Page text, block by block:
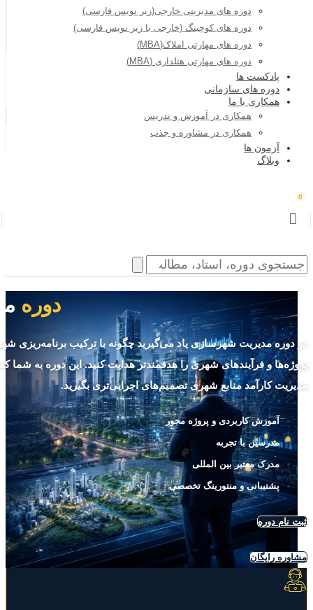
دوره های مدیریتی خارجی(زیر نویس فارسی)
دوره های کوچینگ (خارجی با زیر نویس فارسی)
دوره های مهارتی املاک(MBA)
دوره های مهارتی هتلداری (MBA)
پادکست ها
دوره های سازمانی
همکاری با ما
همکاری در آموزش و تدریس
همکاری در مشاوره و جذب
آزمون ها
وبلاگ
0
دوره
دردوره مدیریت شهرسازییاد می‌گیرید چگونه با ترکیب برنامه‌ریزی
پروژه‌ها و فرآیندهای شهری را هدفمندتر هدایت کنید. این دوره به
مدیریت کارآمد منابع شهری تصمیم‌های اجرایی‌تری بگیرید.
آموزش کاربردی و پروژه محور
مدرسین با تجربه
مدرک معتبر بین المللی
پشتیبانی و منتورینگ تخصصی
ثبت نام دوره
مشاوره رایگان